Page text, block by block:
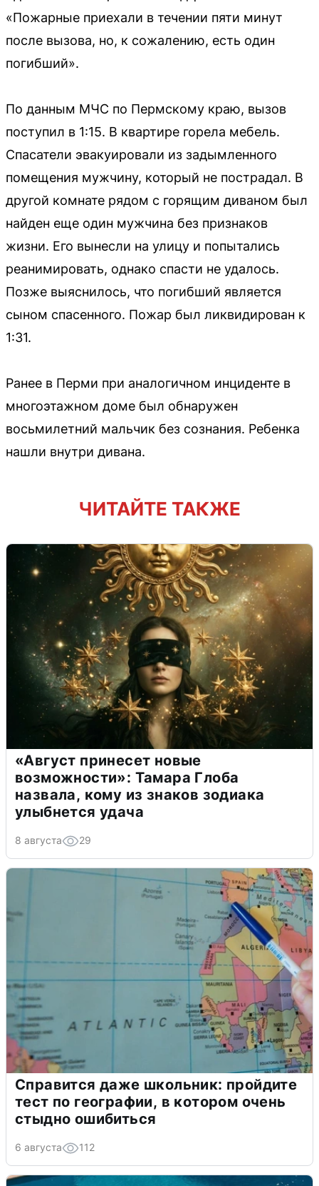
«Пожарные приехали в течении пяти минут
после вызова, но, к сожалению, есть один
погибший».
По данным МЧС по Пермскому краю, вызов
поступил в 1:15. В квартире горела мебель.
Спасатели эвакуировали из задымленного
помещения мужчину, который не пострадал. В
другой комнате рядом с горящим диваном был
найден еще один мужчина без признаков
жизни. Его вынесли на улицу и попытались
реанимировать, однако спасти не удалось.
Позже выяснилось, что погибший является
сыном спасенного. Пожар был ликвидирован к
1:31.
Ранее в Перми при аналогичном инциденте в
многоэтажном доме был обнаружен
восьмилетний мальчик без сознания. Ребенка
нашли внутри дивана.
ЧИТАЙТЕ ТАКЖЕ
«Август принесет новые
возможности»: Тамара Глоба
назвала, кому из знаков зодиака
улыбнется удача
8 августа 29
Справится даже школьник: пройдите
тест по географии, в котором очень
стыдно ошибиться
6 августа 112